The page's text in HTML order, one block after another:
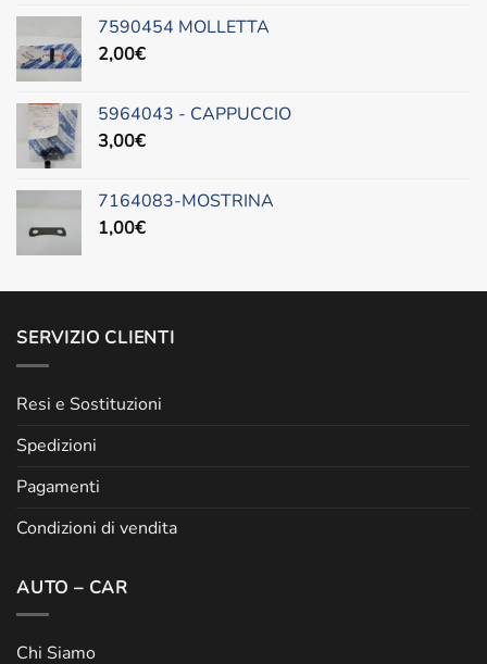
7590454 MOLLETTA
2,00€
5964043 - CAPPUCCIO
3,00€
7164083-MOSTRINA
1,00€
SERVIZIO CLIENTI
Resi e Sostituzioni
Spedizioni
Pagamenti
Condizioni di vendita
AUTO – CAR
Chi Siamo